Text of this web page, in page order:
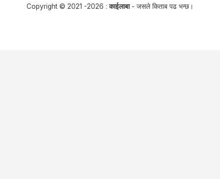
Copyright © 2021 -2026 :काईलाबा- जसले किताब पढ भन्छ।